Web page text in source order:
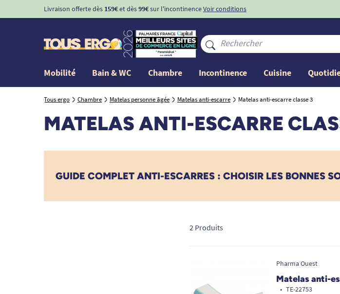
Livraison offerte dès 159€et dès99€sur l'incontinenceVoir conditions
Mobilité Bain & WC Chambre Incontinence Cuisine
Tous ergo Chambre Matelas personne âgée Matelas anti-escarre Matelas anti-escarre classe 3
MATELAS ANTI-ESCARRE
GUIDE COMPLET ANTI-ESCARRES : CHOISIR LES BONNES
2 Produits
Pharma Ouest
Matelas anti-
• TE-22753